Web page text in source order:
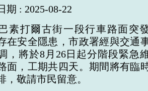
期 : 2025-08-22
素打爾古街一段行車路面突
在安全隱患，市政署經與交通
，將於8月26日起分階段緊急
面，工期共四天。期間將有臨
，敬請市民留意。